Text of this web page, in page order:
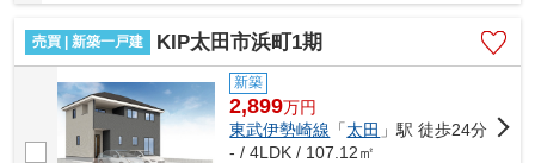
売買 | 新築一戸建
KIP太田市浜町1期
新築
2,899万円
東武伊勢崎線 「太田 」駅 徒歩24分
- / 4LDK / 107.12㎡